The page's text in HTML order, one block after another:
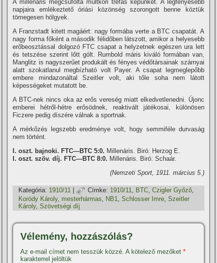
A millenáris megcsúfolta múltkori tréfás képünket. A legfényesebb
napjaira emlékeztető óriási közönség szorongott benne köztük
tömegesen hölgyek.
A Franzstadt kitett magáért: nagy formába verte a BTC csapatát. A
nagy forma főként a második félidőben látszott, amikor a helyesebb
erőbeosztással dolgozó FTC csapat a helyzetnek egészen ura lett
és tetszése szerint lőtt gólt. Rumbold máris kiváló formában van,
Manglitz is nagyszerűet produkált és fényes védőtársainak szárnyai
alatt szokatlanul megbí­zható volt Payer. A csapat legmeglepőbb
embere mindazonáltal Szeitler volt, aki tőle soha nem látott
képességeket mutatott be.
A BTC-nek nincs oka az erős vereség miatt elkedvetlenedni. Újonc
emberei hétről-hétre erősödnek, reaktivált játékosai, különösen
Ficzere pedig dí­szére válnak a sportnak.
A mérkőzés legszebb eredménye volt, hogy semmiféle durvaság
nem történt.
I. oszt. bajnoki. FTC—BTC 5:0. Millenáris. Biró: Herzog E.
I. oszt. szöv. dí­j. FTC—BTC 8:0. Millenáris. Biró: Schaár.
(Nemzeti Sport, 1911. március 5.)
Kategória: 1910/11 | Címke: 1910/11, BTC,Czigler Győző,
Koródy Károly, mesterhármas NB1 ,Schlosser Imre ,Szeitler
Károly,Szövetségi dí­j
Vélemény, hozzászólás?
Az e-mail címet nem tesszük közzé. A kötelező mezőket*
karakterrel jelöltük